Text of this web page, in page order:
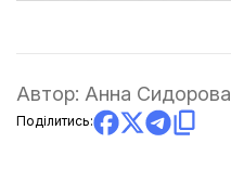
Автор: Анна Сидорова
Поділитись: